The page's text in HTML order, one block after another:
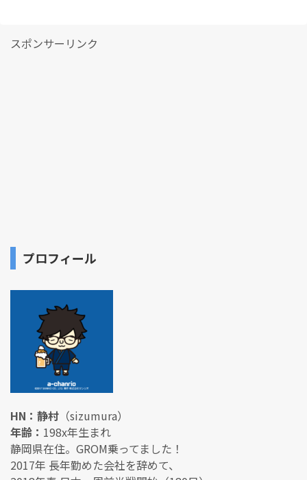
スポンサーリンク
プロフィール
HN：静村 （sizumura）
年齢： 198x年生まれ
静岡県在住。GROM乗ってました！
2017年 長年勤めた会社を辞めて、